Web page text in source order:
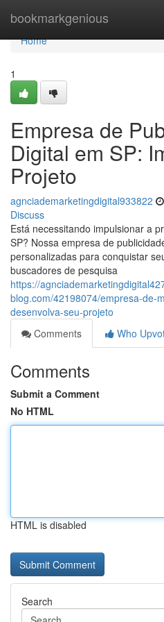
bookmarkgenious
Home
Home
1
Empresa de
Digital em SP:
Projeto
agnciademarketingdigital933822
Discuss
Está necessitando impulsionar a
SP? Nossa empresa de
personalizadas para conquistar
buscadores de pesquisa
https://
blog.com/42198074/empresa-de-
desenvolva-seu-projeto
Comments
Who
Comments
Submit a Comment
No HTML
HTML is disabled
Search